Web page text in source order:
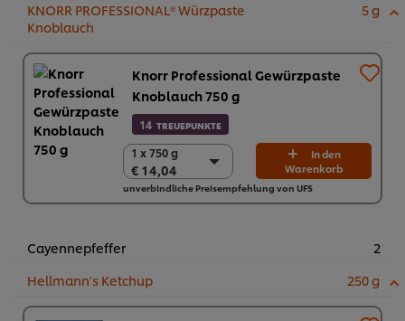
KNORR PROFESSIONAL® Würzpaste
Knoblauch
5 g
Knorr Professional Gewürzpaste
Knoblauch 750 g
14 TREUEPUNKTE
1 x 750 g
€ 14,04
1 x 750 g
€ 14,04
2 x 750 g
In den
Warenkorb
unverbindliche Preisempfehlung von UFS
Cayennepfeffer
2
Hellmann's Ketchup
250 g